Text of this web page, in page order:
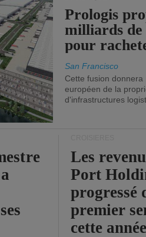
Prologis
milliards
pour
San Francisco
Cette fusion
européen de la
d'infrastructures
Les
Port
progressé
premier
cette